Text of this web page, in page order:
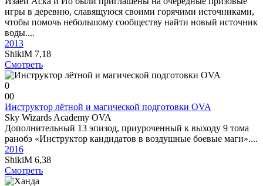
игры в деревню, славящуюся своими горячими источниками,
чтобы помочь небольшому сообществу найти новый источник
воды....
2013
ShikiM 7,18
Смотреть
0
00
Инструктор лётной и магической подготовки OVA
Sky Wizards Academy OVA
Дополнительный 13 эпизод, приуроченный к выходу 9 тома
ранобэ «Инструктор кандидатов в воздушные боевые маги»....
2016
ShikiM 6,38
Смотреть